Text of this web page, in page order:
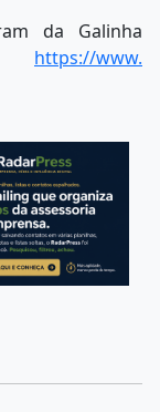
da Galinha
https://www.